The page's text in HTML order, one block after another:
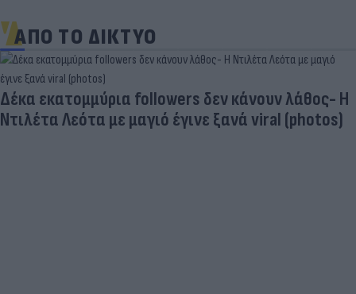
ΑΠΟ ΤΟ ΔΙΚΤΥΟ